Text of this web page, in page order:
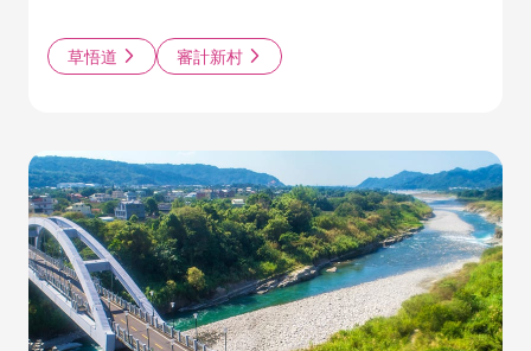
草悟道 審計新村